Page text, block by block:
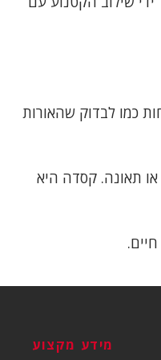
כמו לבדוק שהאורות
תאונה. קסדה היא
מידע מקצוע